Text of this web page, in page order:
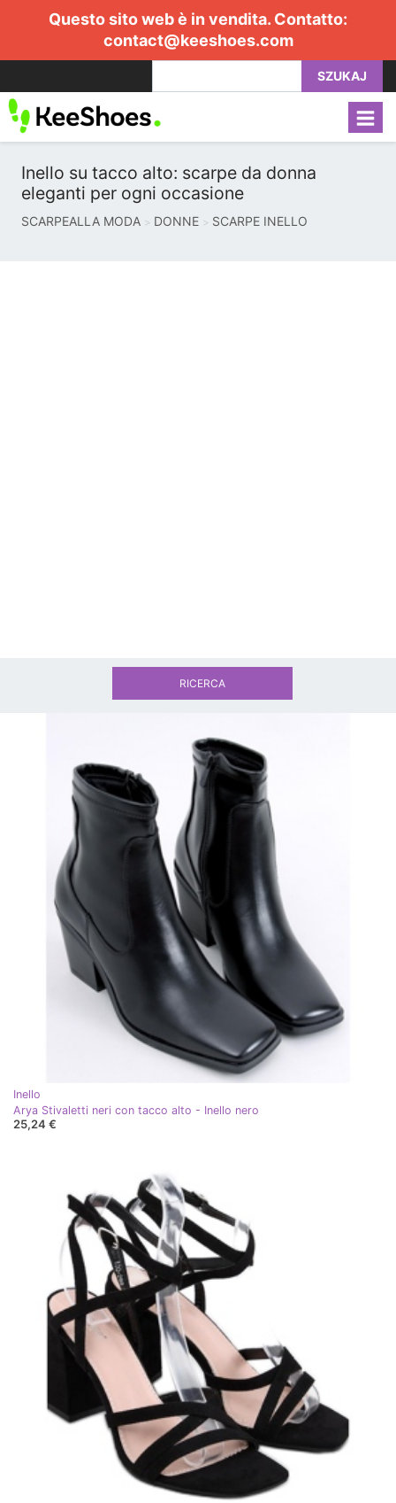
Questo sito web è in vendita. Contatto:
contact@keeshoes.com
SZUKAJ
Inello su tacco alto: scarpe da donna
eleganti per ogni occasione
SCARPEALLA MODA DONNE SCARPE INELLO
Inello
Arya Stivaletti neri con tacco alto - Inello nero
25,24 €
RICERCA